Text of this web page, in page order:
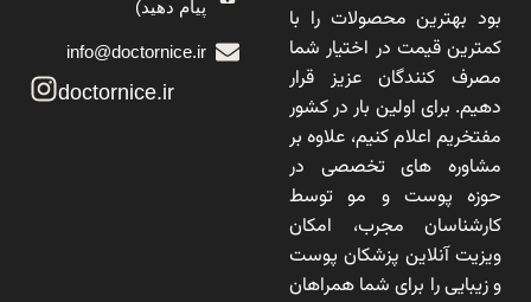
بود بهترین محصولات را با
کمترین قیمت در اختیار شما
مصرف کنندگان عزیز قرار
دهیم. برای اولین بار در کشور
مفتخریم اعلام کنیم، علاوه بر
مشاوره های تخصصی در
حوزه پوست و مو توسط
کارشناسان مجرب، امکان
ویزیت آنلاین پزشکان پوست
و زیبایی را برای شما همراهان
پیام دهید)
info@doctornice.ir
doctornice.ir